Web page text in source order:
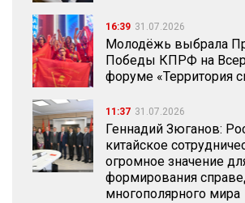
16:39 31.07.2026
Молодёжь выбрала
Победы КПРФ на
форуме «Территория
11:37 31.07.2026
Геннадий Зюганов:
китайское
огромное значение
формирования
многополярного мира